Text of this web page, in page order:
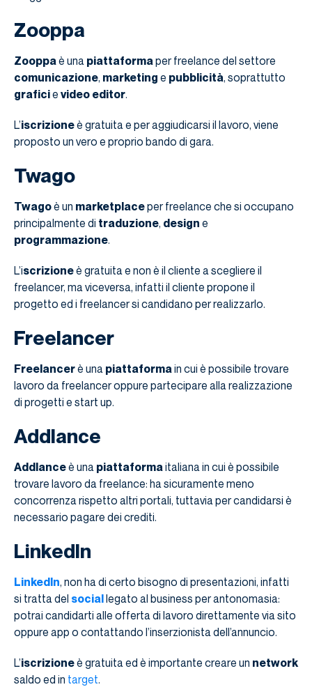
Zooppa
Zooppa è una piattaforma per freelance del settore
comunicazione, marketing e pubblicità, soprattutto
graficie video editor.
L’iscrizioneè gratuita e per aggiudicarsi il lavoro, viene
proposto un vero e proprio bando di gara.
Twago
Twagoè un marketplaceper freelance che si occupano
principalmente di traduzione, design e
programmazione.
L’iscrizioneè gratuita e non è il cliente a scegliere il
freelancer, ma viceversa, infatti il cliente propone il
progetto ed i freelancer si candidano per realizzarlo.
Freelancer
Freelancerè una piattaforma in cui è possibile trovare
lavoro da freelancer oppure partecipare alla realizzazione
di progetti e start up.
Addlance
Addlanceè una piattaforma italiana in cui è possibile
trovare lavoro da freelance: ha sicuramente meno
concorrenza rispetto altri portali, tuttavia per candidarsi è
necessario pagare dei crediti.
LinkedIn
LinkedIn, non ha di certo bisogno di presentazioni, infatti
si tratta del sociallegato al business per antonomasia:
potrai candidarti alle offerta di lavoro direttamente via sito
oppure app o contattando l’inserzionista dell’annuncio.
L’iscrizioneè gratuita ed è importante creare un network
saldo ed in target.